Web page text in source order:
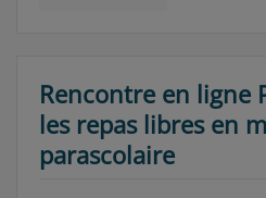
Rencontre en ligne
les repas libres en
parascolaire